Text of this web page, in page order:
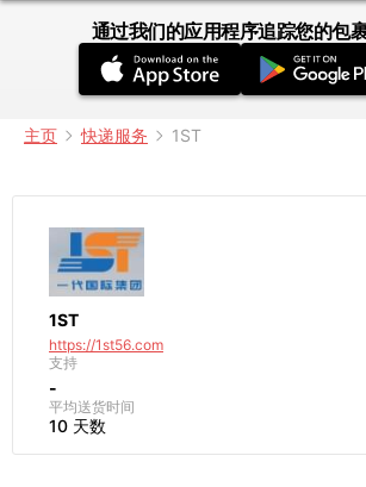
通过我们的应用程序追踪您的包
主页 快递服务 1ST
1ST
https://1st56.com
支持
-
平均送货时间
10 天数